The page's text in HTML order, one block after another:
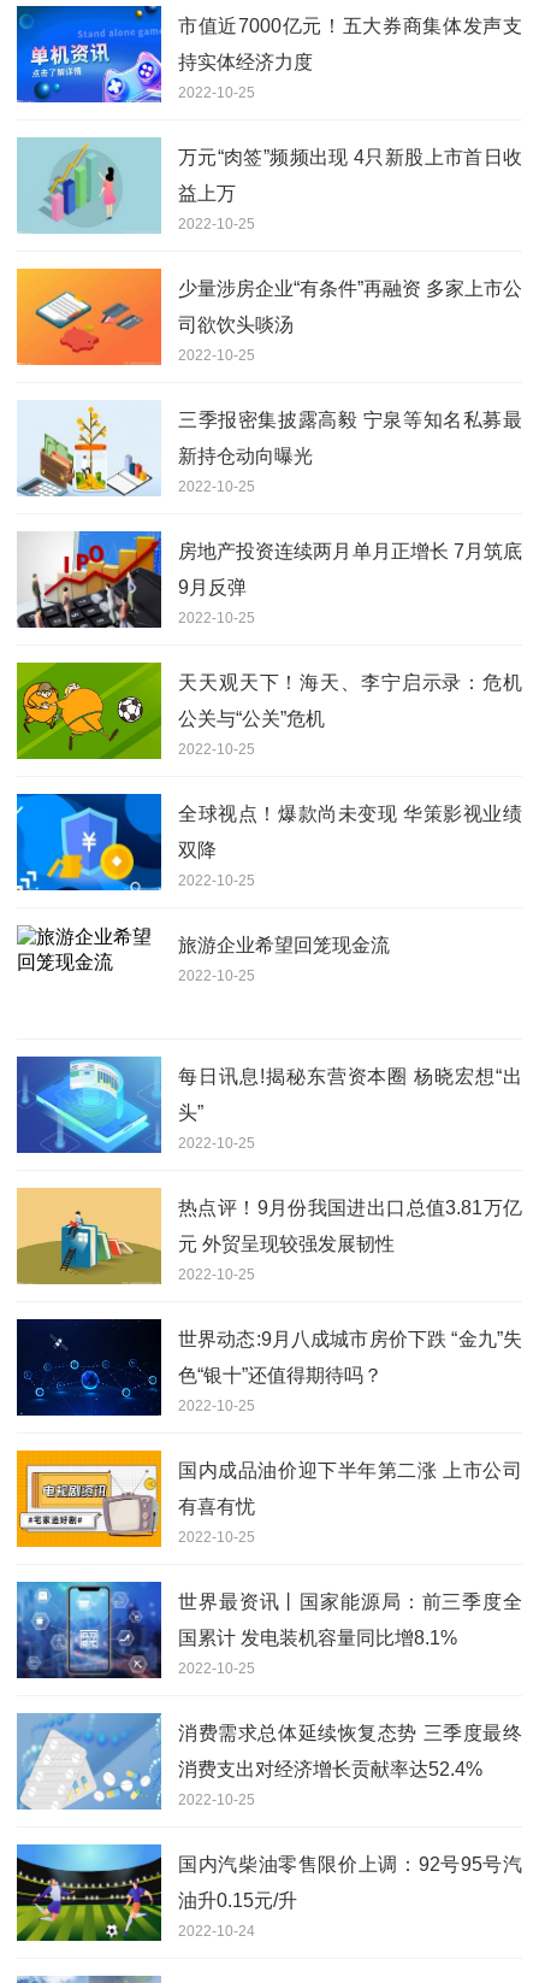
市值近7000亿元！五大券商集体发声支
持实体经济力度
2022-10-25
万元“肉签”频频出现 4只新股上市首日收
益上万
2022-10-25
少量涉房企业“有条件”再融资 多家上市公
司欲饮头啖汤
2022-10-25
三季报密集披露高毅 宁泉等知名私募最
新持仓动向曝光
2022-10-25
房地产投资连续两月单月正增长 7月筑底
9月反弹
2022-10-25
天天观天下！海天、李宁启示录：危机
公关与“公关”危机
2022-10-25
全球视点！爆款尚未变现 华策影视业绩
双降
2022-10-25
旅游企业希望回笼现金流
2022-10-25
每日讯息!揭秘东营资本圈 杨晓宏想“出
头”
2022-10-25
热点评！9月份我国进出口总值3.81万亿
元 外贸呈现较强发展韧性
2022-10-25
世界动态:9月八成城市房价下跌 “金九”失
色“银十”还值得期待吗？
2022-10-25
国内成品油价迎下半年第二涨 上市公司
有喜有忧
2022-10-25
世界最资讯丨国家能源局：前三季度全
国累计 发电装机容量同比增8.1%
2022-10-25
消费需求总体延续恢复态势 三季度最终
消费支出对经济增长贡献率达52.4%
2022-10-25
国内汽柴油零售限价上调：92号95号汽
油升0.15元/升
2022-10-24